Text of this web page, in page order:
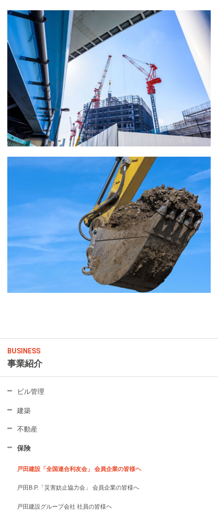
BUSINESS
事業紹介
ビル管理
建築
不動産
保険
戸田建設「全国連合利友会」 会員企業の皆様ヘ
戸田B.P.「災害妨止協力会」 会員企業の皆様へ
戸田建設グループ会社 社員の皆様ヘ